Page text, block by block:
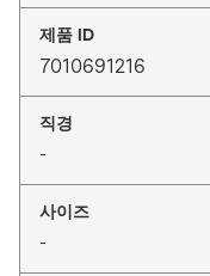
제품 ID
7010691216
직경
-
사이즈
-